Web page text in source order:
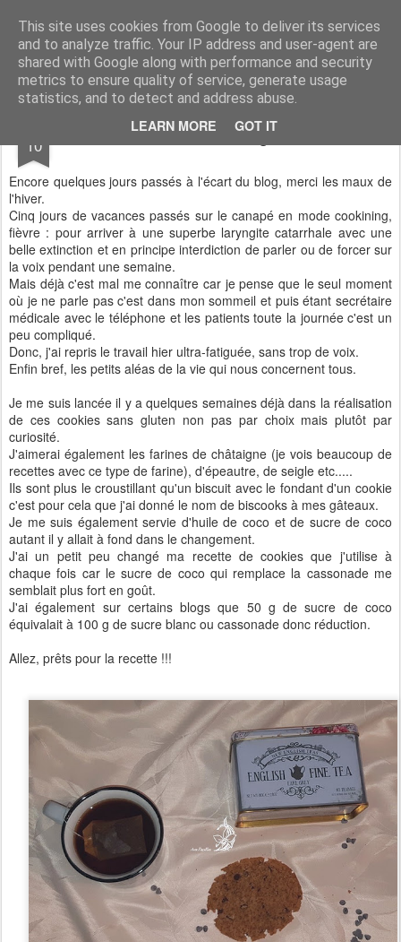
This site uses cookies from Google to deliver its services
and to analyze traffic. Your IP address and user-agent are
shared with Google along with performance and security
metrics to ensure quality of service, generate usage
statistics, and to detect and address abuse.
LEARN MORE GOT IT
Aux papilles by Virginie
10 Biscooks sans gluten
Encore quelques jours passés à l'écart du blog, merci les maux de
l'hiver.
Cinq jours de vacances passés sur le canapé en mode cookining,
fièvre : pour arriver à une superbe laryngite catarrhale avec une
belle extinction et en principe interdiction de parler ou de forcer sur
la voix pendant une semaine.
Mais déjà c'est mal me connaître car je pense que le seul moment
où je ne parle pas c'est dans mon sommeil et puis étant secrétaire
médicale avec le téléphone et les patients toute la journée c'est un
peu compliqué.
Donc, j'ai repris le travail hier ultra-fatiguée, sans trop de voix.
Enfin bref, les petits aléas de la vie qui nous concernent tous.
Je me suis lancée il y a quelques semaines déjà dans la réalisation
de ces cookies sans gluten non pas par choix mais plutôt par
curiosité.
J'aimerai également les farines de châtaigne (je vois beaucoup de
recettes avec ce type de farine), d'épeautre, de seigle etc.....
Ils sont plus le croustillant qu'un biscuit avec le fondant d'un cookie
c'est pour cela que j'ai donné le nom de biscooks à mes gâteaux.
Je me suis également servie d'huile de coco et de sucre de coco
autant il y allait à fond dans le changement.
J'ai un petit peu changé ma recette de cookies que j'utilise à
chaque fois car le sucre de coco qui remplace la cassonade me
semblait plus fort en goût.
J'ai également sur certains blogs que 50 g de sucre de coco
équivalait à 100 g de sucre blanc ou cassonade donc réduction.
Allez, prêts pour la recette !!!